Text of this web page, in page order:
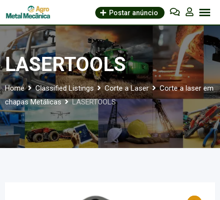
to
content
Postar anúncio
LASERTOOLS
Home Classified Listings Corte a Laser
Corte a laser em
chapas Metálicas
LASERTOOLS